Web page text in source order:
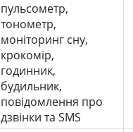
пульсометр,
тонометр,
моніторинг сну,
крокомір,
годинник,
будильник,
повідомлення про
дзвінки та SMS